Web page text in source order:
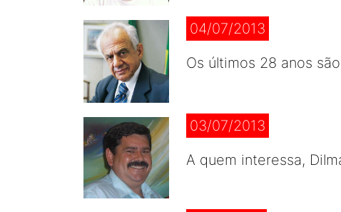
04/07/2013
Os últimos 28 anos
03/07/2013
A quem interessa,